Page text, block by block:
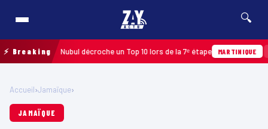
🔍
⚡ Breaking
: Edwin Nubul décroche un Top 10 lors de la 7ᵉ étape MARTINIQUE Hier ·
Accueil›Jamaïque›
JAMAÏQUE